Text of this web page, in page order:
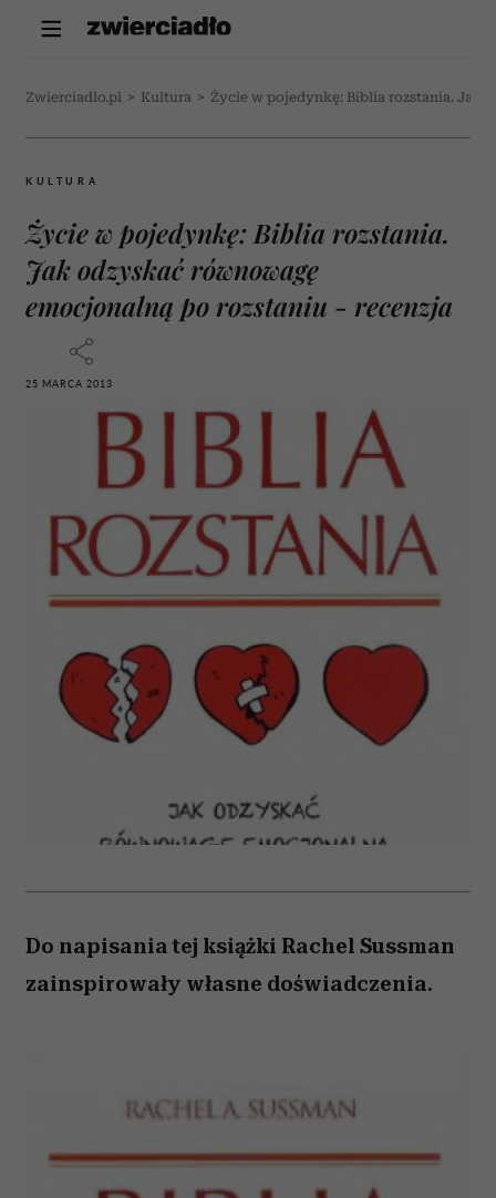
Zwierciadlo.pl > Kultura > Życie w pojedynkę: Biblia rozstania. Jak
KULTURA
Życie w pojedynkę: Biblia rozstania.
Jak odzyskać równowagę
emocjonalną po rozstaniu - recenzja
25 MARCA 2013
Do napisania tej książki Rachel Sussman
zainspirowały własne doświadczenia.